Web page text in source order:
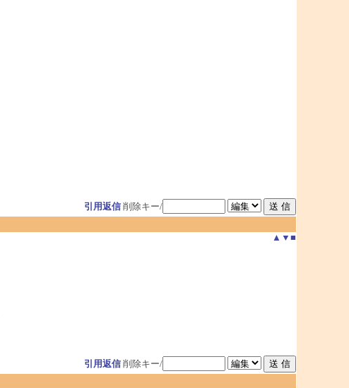
引用返信 削除キー/
▲ ▼ ■
引用返信 削除キー/